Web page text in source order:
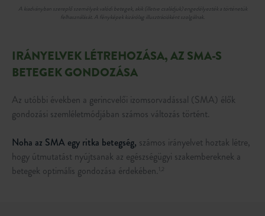
A kiadványban szereplő személyek valódi betegek, akik (illetve családjuk) engedélyezték a történetük
felhasználását. A fényképek kizárólag illusztrációként szolgálnak.
IRÁNYELVEK LÉTREHOZÁSA,AZ SMA-S
BETEGEK GONDOZÁSA
Az utóbbi években a gerincvelői izomsorvadással (SMA) élők
gondozási szemléletmódjában számos változás történt.
Noha az SMA egy ritka betegség, számos irányelvet hoztak létre,
hogy útmutatást nyújtsanak az egészségügyi szakembereknek a
betegek optimális gondozása érdekében. 1,2